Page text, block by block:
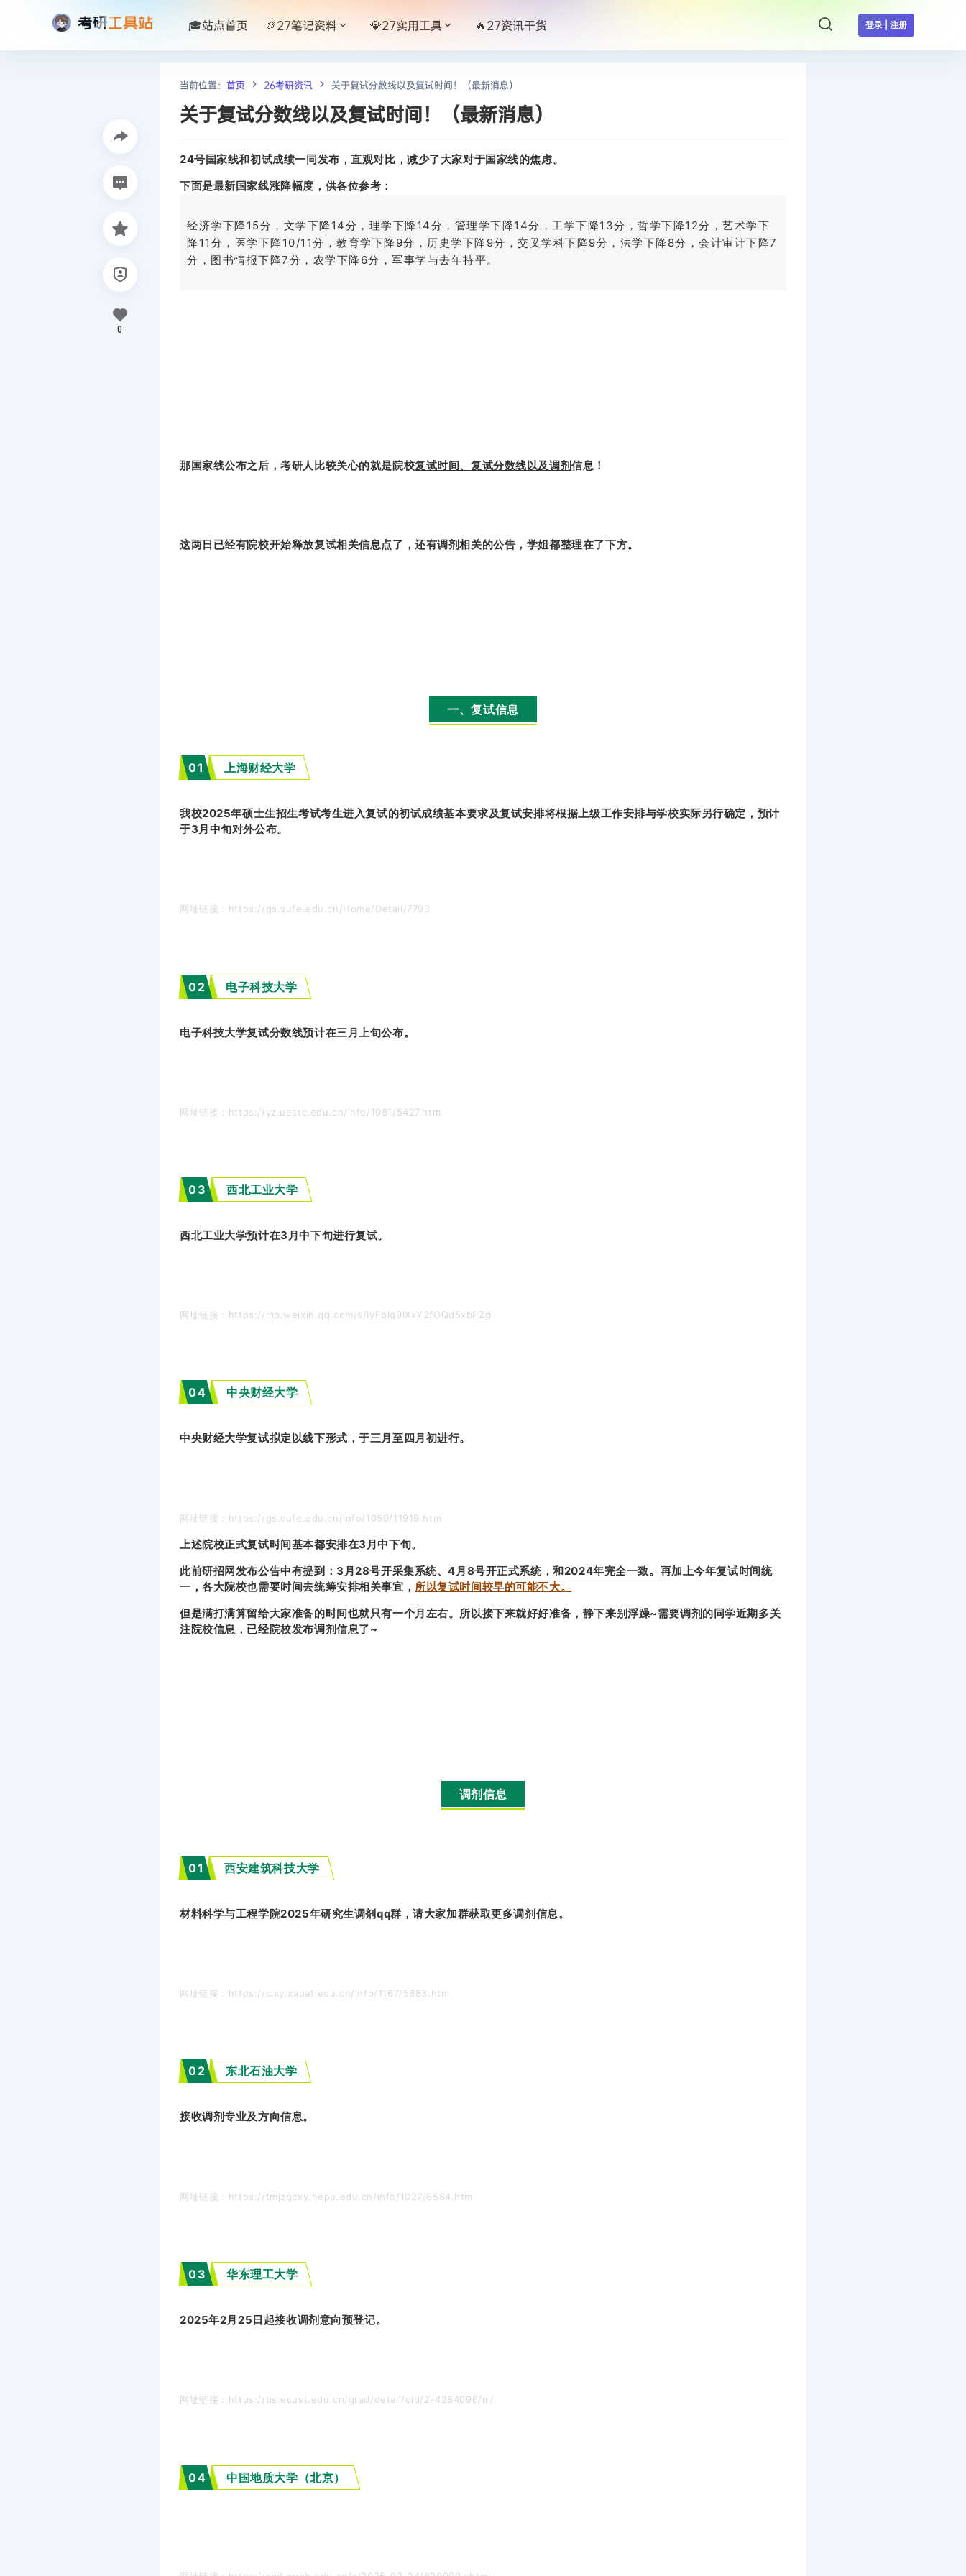
登录 | 注册
🎓站点首页 🎨27笔记资料 💎27实用工具 🔥27资讯干货
当前位置： 首页 26考研资讯 关于复试分数线以及复试时间！（最新消息）
关于复试分数线以及复试时间！（最新消息）
24号国家线和初试成绩一同发布，直观对比，减少了大家对于国家线的焦虑。
下面是最新国家线涨降幅度，供各位参考：
经济学下降15分，文学下降14分，理学下降14分，管理学下降14分，工学下降13分，哲学下降12分，艺术学下
降11分，医学下降10/11分，教育学下降9分，历史学下降9分，交叉学科下降9分，法学下降8分，会计审计下降7
分，图书情报下降7分，农学下降6分，军事学与去年持平。
那国家线公布之后，考研人比较关心的就是院校复试时间、复试分数线以及调剂信息！
这两日已经有院校开始释放复试相关信息点了，还有调剂相关的公告，学姐都整理在了下方。
一、复试信息
01 上海财经大学
我校2025年硕士生招生考试考生进入复试的初试成绩基本要求及复试安排将根据上级工作安排与学校实际另行确定，预计
于3月中旬对外公布。
网址链接：https://gs.sufe.edu.cn/Home/Detail/7793
02 电子科技大学
电子科技大学复试分数线预计在三月上旬公布。
网址链接：https://yz.uestc.edu.cn/info/1081/5427.htm
03 西北工业大学
西北工业大学预计在3月中下旬进行复试。
网址链接：https://mp.weixin.qq.com/s/IyFbIq9IXxY2fOQd5xbPZg
04 中央财经大学
中央财经大学复试拟定以线下形式，于三月至四月初进行。
网址链接：https://gs.cufe.edu.cn/info/1050/11919.htm
上述院校正式复试时间基本都安排在3月中下旬。
此前研招网发布公告中有提到： 3月28号开采集系统、4月8号开正式系统，和2024年完全一致。 再加上今年复试时间统
一，各大院校也需要时间去统筹安排相关事宜， 所以复试时间较早的可能不大。
但是满打满算留给大家准备的时间也就只有一个月左右。所以接下来就好好准备，静下来别浮躁~需要调剂的同学近期多关
注院校信息，已经院校发布调剂信息了~
调剂信息
01 西安建筑科技大学
材料科学与工程学院2025年研究生调剂qq群，请大家加群获取更多调剂信息。
网址链接：https://clxy.xauat.edu.cn/info/1167/5683.htm
02 东北石油大学
接收调剂专业及方向信息。
网址链接：https://tmjzgcxy.nepu.edu.cn/info/1027/6564.htm
03 华东理工大学
2025年2月25日起接收调剂意向预登记。
网址链接：https://bs.ecust.edu.cn/grad/detail/oid/2-4284096/m/
04 中国地质大学（北京）
0